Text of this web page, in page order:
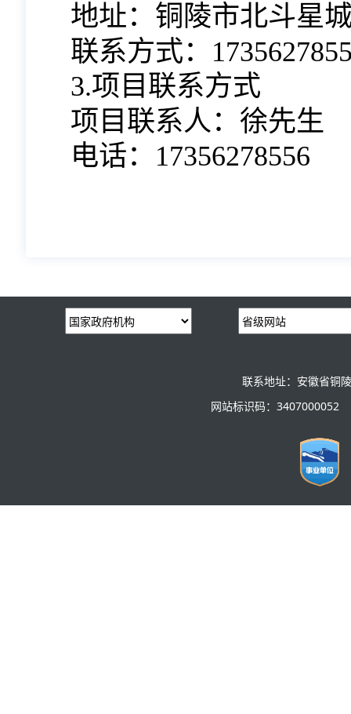
地址：铜陵市北斗星
联系方式：
3.项目联系方式
项目联系人：徐先生
电话：17356278556
联系地址：安徽省铜
网站标识码：3407000052